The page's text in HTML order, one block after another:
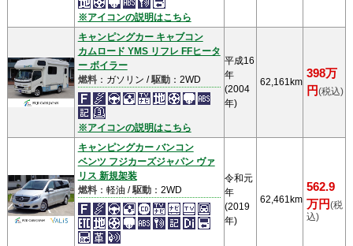
※アイコンの説明はこちら
キャンピングカー キャブコン
カムロード YMS リフレ FFヒータ
ー ボイラー
燃料：ガソリン /駆動：2WD
※アイコンの説明はこちら
平成16
年
(2004
年)
62,161km
398万
円(税込)
キャンピングカー バンコン
ベンツ フジカーズジャパン ヴァ
リス 新規架装
燃料：軽油 /駆動：2WD
令和元
年
(2019
年)
62,461km
562.9
万円(税
込)